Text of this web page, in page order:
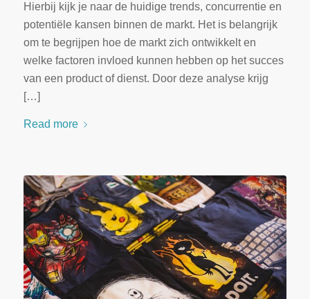
Hierbij kijk je naar de huidige trends, concurrentie en
potentiële kansen binnen de markt. Het is belangrijk
om te begrijpen hoe de markt zich ontwikkelt en
welke factoren invloed kunnen hebben op het succes
van een product of dienst. Door deze analyse krijg
[…]
Read more